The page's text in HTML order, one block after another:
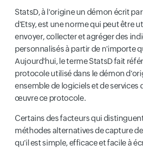
StatsD, à l'origine un démon écrit
d'Etsy, est une norme qui peut être
envoyer, collecter et agréger des
personnalisés à partir de n'importe
Aujourd'hui, le terme StatsD fait
protocole utilisé dans le démon
ensemble de logiciels et de services
œuvre ce protocole.
Certains des facteurs qui
méthodes alternatives de capture
qu'il est simple, efficace et facile à